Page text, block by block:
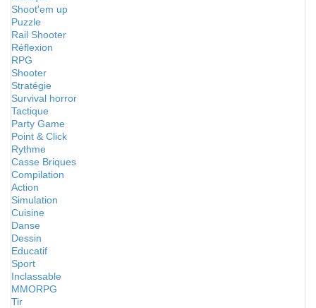
Shoot'em up
Puzzle
Rail Shooter
Réflexion
RPG
Shooter
Stratégie
Survival horror
Tactique
Party Game
Point & Click
Rythme
Casse Briques
Compilation
Action
Simulation
Cuisine
Danse
Dessin
Educatif
Sport
Inclassable
MMORPG
Tir